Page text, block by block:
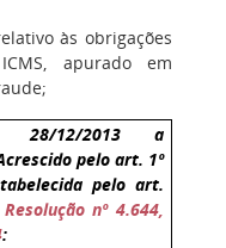
às obrigações
apurado em
28/12/2013 a
pelo art. 1º
pelo art.
Resolução nº 4.644,
: